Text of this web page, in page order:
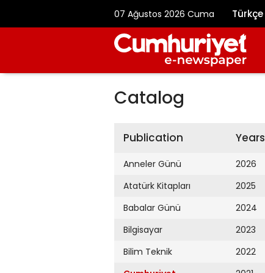
07 Ağustos 2026 Cuma Türkçe
Catalog
Publication
Anneler Günü
Atatürk Kitapları
Babalar Günü
Bilgisayar
Bilim Teknik
Years
2026
2025
2024
2023
2022